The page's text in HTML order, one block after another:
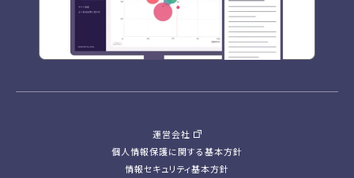
運営会社
個人情報保護に関する基本方針
情報セキュリティ基本方針